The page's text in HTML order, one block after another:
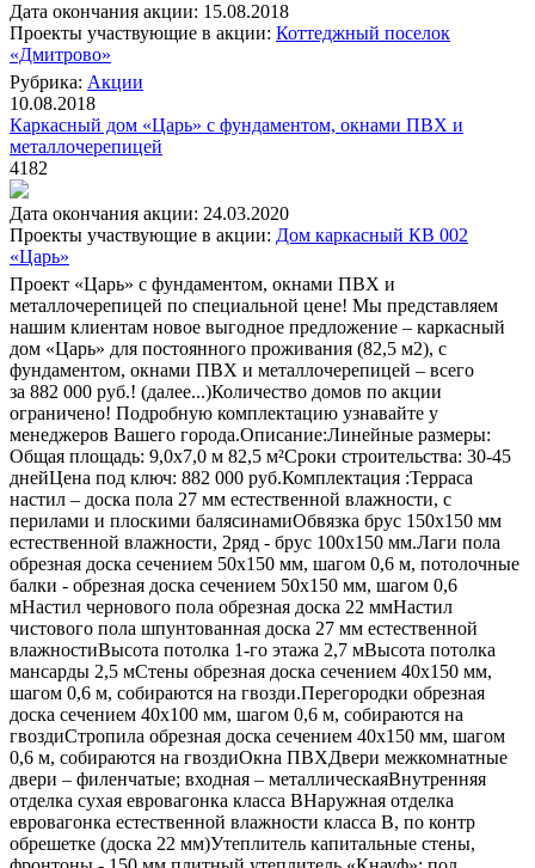
Дата окончания акции: 15.08.2018
Проекты участвующие в акции: Коттеджный поселок
«Дмитрово»
Рубрика: Акции
10.08.2018
Каркасный дом «Царь» с фундаментом, окнами ПВХ и
металлочерепицей
4182
Дата окончания акции: 24.03.2020
Проекты участвующие в акции: Дом каркасный КВ 002
«Царь»
Проект «Царь» с фундаментом, окнами ПВХ и
металлочерепицей по специальной цене! Мы представляем
нашим клиентам новое выгодное предложение – каркасный
дом «Царь» для постоянного проживания (82,5 м2), с
фундаментом, окнами ПВХ и металлочерепицей – всего
за 882 000 руб.! (далее...)Количество домов по акции
ограничено! Подробную комплектацию узнавайте у
менеджеров Вашего города.Описание:Линейные размеры:
Общая площадь: 9,0х7,0 м 82,5 м²Сроки строительства: 30-45
днейЦена под ключ: 882 000 руб.Комплектация :Терраса
настил – доска пола 27 мм естественной влажности, с
перилами и плоскими балясинамиОбвязка брус 150х150 мм
естественной влажности, 2ряд - брус 100х150 мм.Лаги пола
обрезная доска сечением 50х150 мм, шагом 0,6 м, потолочные
балки - обрезная доска сечением 50х150 мм, шагом 0,6
мНастил чернового пола обрезная доска 22 ммНастил
чистового пола шпунтованная доска 27 мм естественной
влажностиВысота потолка 1-го этажа 2,7 мВысота потолка
мансарды 2,5 мСтены обрезная доска сечением 40х150 мм,
шагом 0,6 м, собираются на гвозди.Перегородки обрезная
доска сечением 40х100 мм, шагом 0,6 м, собираются на
гвоздиСтропила обрезная доска сечением 40х150 мм, шагом
0,6 м, собираются на гвоздиОкна ПВХДвери межкомнатные
двери – филенчатые; входная – металлическаяВнутренняя
отделка сухая евровагонка класса ВНаружная отделка
евровагонка естественной влажности класса В, по контр
обрешетке (доска 22 мм)Утеплитель капитальные стены,